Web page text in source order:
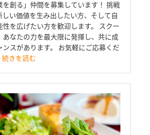
を創る」仲間を募集しています！ 挑戦
しい価値を生み出したい方、そして自
性を広げたい方を歓迎します。 スクー
あなたの力を最大限に発揮し、共に成
ンスがあります。 お気軽にご応募くだ
続きを読む